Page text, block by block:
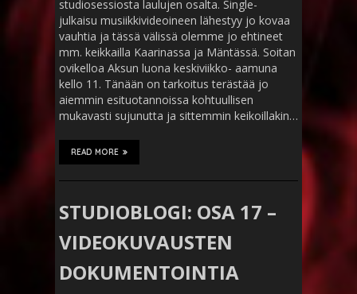
studiosessiosta laulujen osalta. Single-
julkaisu musiikkivideoineen lähestyy jo kovaa
vauhtia ja tässä välissä olemme jo ehtineet
mm. keikkailla Kaarinassa ja Mäntässä. Soitan
ovikelloa Aksun luona keskiviikko- aamuna
kello 11. Tänään on tarkoitus terästää jo
aiemmin esituotannoissa kohtuullisen
mukavasti sujunutta ja sittemmin keikoillakin…
READ MORE
STUDIOBLOGI: OSA 17 –
VIDEOKUVAUSTEN
DOKUMENTOINTIA